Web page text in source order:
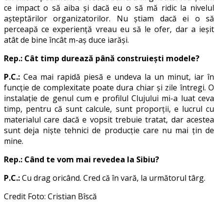
ce impact o să aiba și dacă eu o să mă ridic la nivelul
așteptărilor organizatorilor. Nu știam dacă ei o să
perceapă ce experiență vreau eu să le ofer, dar a ieșit
atât de bine încât m-aș duce iarăși.
Rep.: Cât timp durează până construiești modele?
P.C.: Cea mai rapidă piesă e undeva la un minut, iar în
funcție de complexitate poate dura chiar și zile întregi. O
instalație de genul cum e profilul Clujului mi-a luat ceva
timp, pentru că sunt calcule, sunt proporții, e lucrul cu
materialul care dacă e vopsit trebuie tratat, dar acestea
sunt deja niște tehnici de producție care nu mai țin de
mine.
Rep.: Când te vom mai revedea la Sibiu?
P.C.:Cu drag oricând. Cred că în vară, la următorul târg.
Credit Foto: Cristian Bîscă